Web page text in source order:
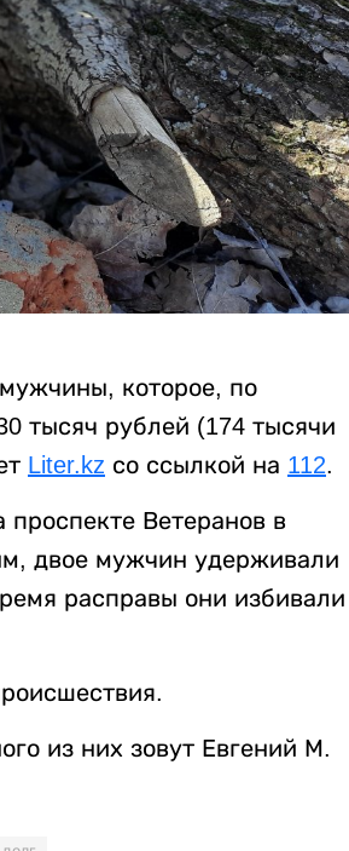
которое, по
тысяч рублей (174 тысячи
Liter.kz со ссылкой на 112.
Ветеранов в
двое мужчин удерживали
расправы они избивали
из них зовут Евгений М.